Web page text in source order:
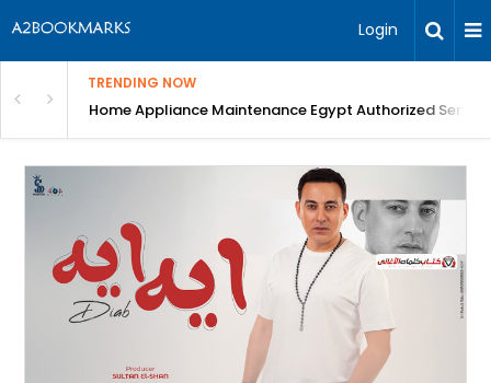
Login
TRENDING NOW
CT Scan, blood tests, Digital X-Ray, Best Dental ...
Home Appliance Maintenance Egypt Authorized